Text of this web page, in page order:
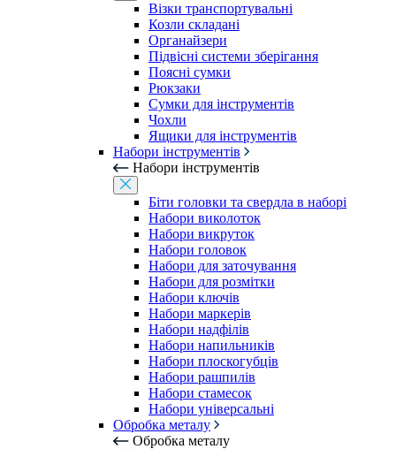
Візки транспортувальні
Козли складані
Органайзери
Підвісні системи зберігання
Поясні сумки
Рюкзаки
Сумки для інструментів
Чохли
Ящики для інструментів
Набори інструментів
Набори інструментів
Біти головки та свердла в наборі
Набори виколоток
Набори викруток
Набори головок
Набори для заточування
Набори для розмітки
Набори ключів
Набори маркерів
Набори надфілів
Набори напильників
Набори плоскогубців
Набори рашпилів
Набори стамесок
Набори універсальні
Обробка металу
Обробка металу